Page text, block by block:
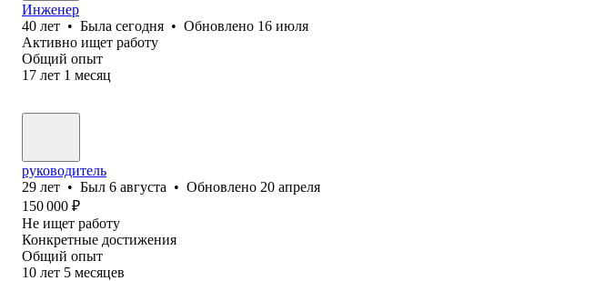
Инженер
40 лет • Была сегодня • Обновлено 16 июля
Активно ищет работу
Общий опыт
17 лет 1 месяц
руководитель
29 лет • Был 6 августа • Обновлено 20 апреля
150 000 ₽
Не ищет работу
Конкретные достижения
Общий опыт
10 лет 5 месяцев